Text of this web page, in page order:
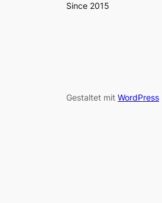
Since 2015
Gestaltet mit WordPress